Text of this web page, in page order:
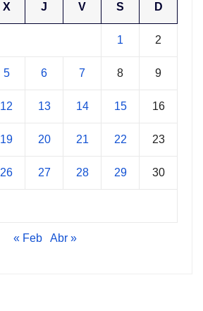
X J V S D
1 2
5 6 7 8 9
12 13 14 15 16
19 20 21 22 23
26 27 28 29 30
« Feb Abr »